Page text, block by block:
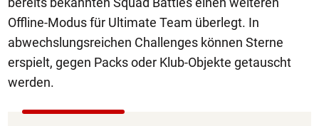
Offline-Modus für Ultimate Team überlegt. In
abwechslungsreichen Challenges können Sterne
erspielt, gegen Packs oder Klub-Objekte getauscht
werden.